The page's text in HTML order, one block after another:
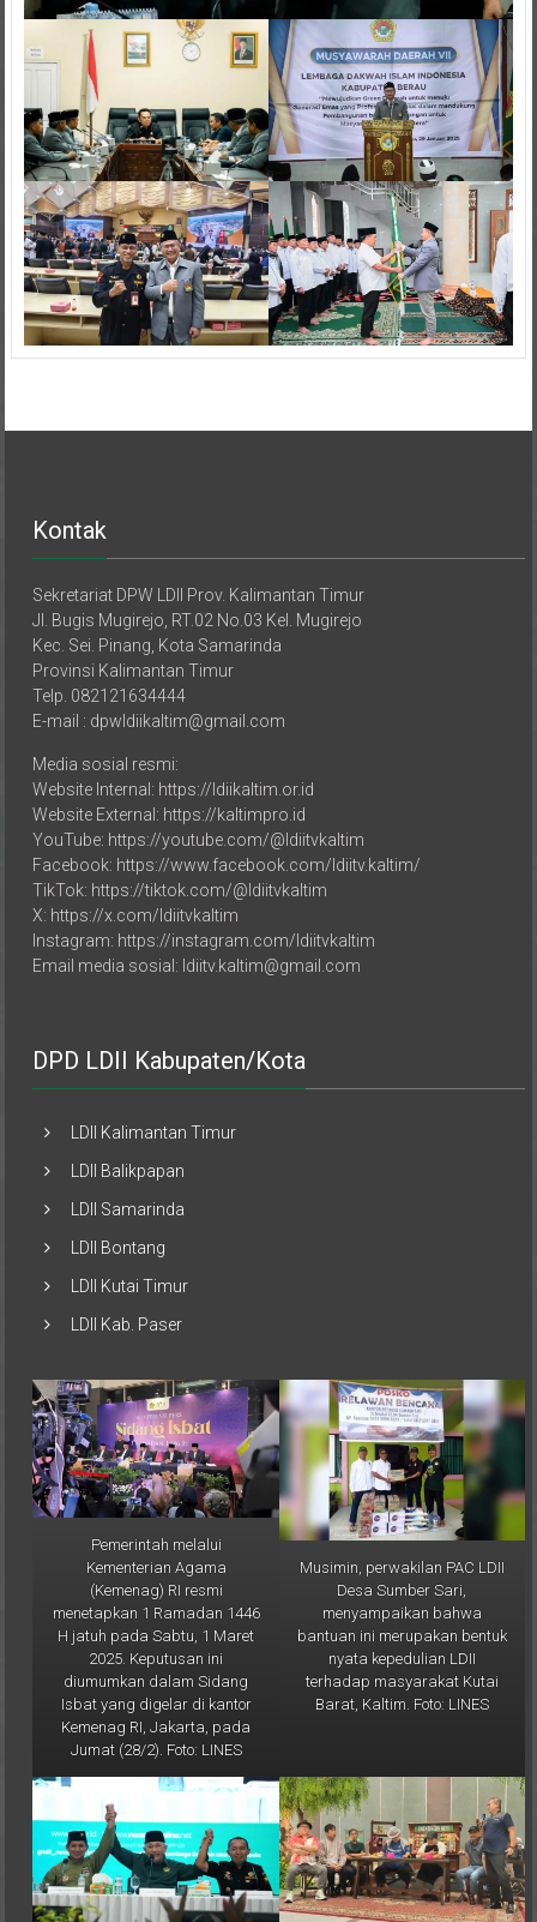
Jl. Bugis Mugirejo, RT.02 No.03 Kel. Mugirejo
Kec. Sei. Pinang, Kota Samarinda
Provinsi Kalimantan Timur
Telp. 082121634444
E-mail : dpwldiikaltim@gmail.com
Website Internal: https://ldiikaltim.or.id
Website External: https://kaltimpro.id
YouTube: https://youtube.com/@ldiitvkaltim
Facebook: https://www.facebook.com/ldiitv.kaltim/
TikTok: https://tiktok.com/@ldiitvkaltim
X: https://x.com/ldiitvkaltim
Instagram: https://instagram.com/ldiitvkaltim
Email media sosial: ldiitv.kaltim@gmail.com
LDII Balikpapan
LDII Samarinda
LDII Bontang
LDII Kutai Timur
LDII Kab. Paser
Pemerintah melalui
Kementerian Agama
(Kemenag) RI resmi
menetapkan 1 Ramadan 1446
H jatuh pada Sabtu, 1 Maret
2025. Keputusan ini
diumumkan dalam Sidang
Isbat yang digelar di kantor
Kemenag RI, Jakarta, pada
Jumat (28/2). Foto: LINES
Musimin, perwakilan PAC LDII
Desa Sumber Sari,
menyampaikan bahwa
bantuan ini merupakan bentuk
nyata kepedulian LDII
terhadap masyarakat Kutai
Barat, Kaltim. Foto: LINES